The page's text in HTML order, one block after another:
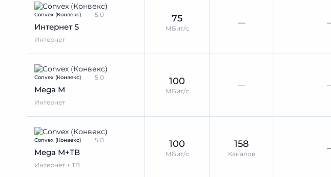
Convex (Конвекс) 5.0
Интернет S
Интернет
75
МБит/с
—
Convex (Конвекс) 5.0
Mega M
Интернет
100
МБит/с
—
Convex (Конвекс) 5.0
Mega M+ТВ
Интернет + ТВ
100
МБит/с
158
Каналов